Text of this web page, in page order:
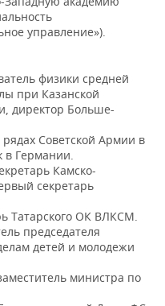
управление»).
физики средней
при Казанской
директор Больше-
Советской Армии в
в Германии.
Камско-
секретарь
Татарского ОК ВЛКСМ.
председателя
детей и молодежи
министра по